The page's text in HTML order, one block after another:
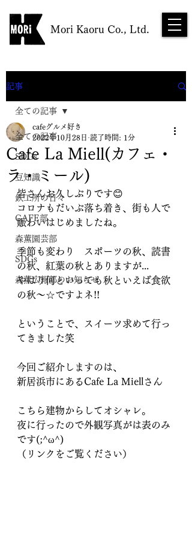
Mori Kaoru Co., Ltd.
NEWS
記事
全ての記事
SDGs
豆知識
鉄工所の日々
CAFE部
森薫園芸部
SDGs
森薫広報部のお知らせ
全ての記事
Cafe La Miell(カフェ・
ラ・ミール)
cafeグルメ好き
2022年10月28日 読了時間: 1分
皆さんお久しぶりです😊
コロナもだいぶ落ち着き、街も人で
賑わいはじめましたね。
季節も変わり　スポーツの秋、読書
の秋、紅葉の秋とありますが...
やはり何といっても秋といえば食欲
の秋～☆ですよネ!!
ということで、スイーツ求めて行っ
てきました笑
今回ご紹介しますのは、
新居浜市にあるCafe La Miellさん
こちら建物からしてオシャレ。
夜に行ったので外観写真がは表のみ
です(;^ω^)
（リンクをご覧ください）